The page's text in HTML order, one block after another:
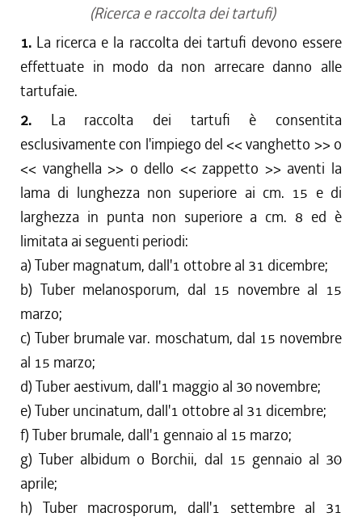
(Ricerca e raccolta dei tartufi)
1. La ricerca e la raccolta dei tartufi devono essere
effettuate in modo da non arrecare danno alle
tartufaie.
2. La raccolta dei tartufi è consentita
esclusivamente con l'impiego del << vanghetto >> o
<< vanghella >> o dello << zappetto >> aventi la
lama di lunghezza non superiore ai cm. 15 e di
larghezza in punta non superiore a cm. 8 ed è
limitata ai seguenti periodi:
a) Tuber magnatum, dall'1 ottobre al 31 dicembre;
b) Tuber melanosporum, dal 15 novembre al 15
marzo;
c) Tuber brumale var. moschatum, dal 15 novembre
al 15 marzo;
d) Tuber aestivum, dall'1 maggio al 30 novembre;
e) Tuber uncinatum, dall'1 ottobre al 31 dicembre;
f) Tuber brumale, dall'1 gennaio al 15 marzo;
g) Tuber albidum o Borchii, dal 15 gennaio al 30
aprile;
h) Tuber macrosporum, dall'1 settembre al 31